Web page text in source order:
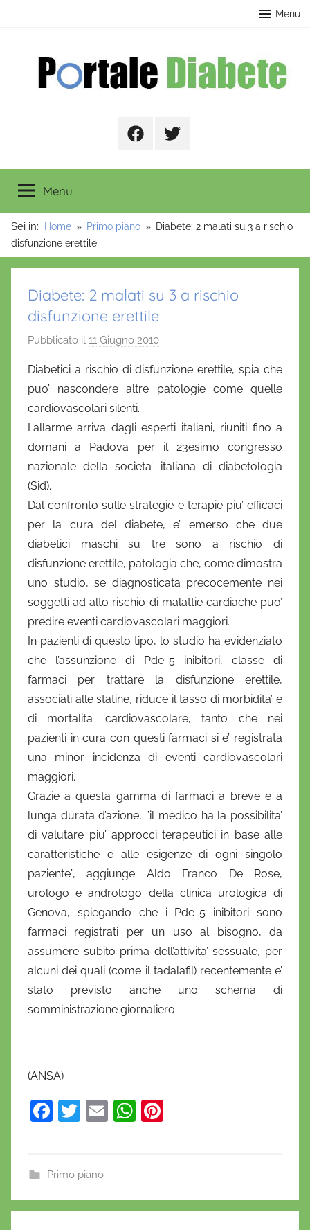
Menu
FacebookTwitter
Menu
Sei in: Home Primo piano
Diabete: 2 malati su 3 a rischio
disfunzione erettile
Diabete: 2 malati su 3 a rischio
disfunzione erettile
Pubblicato il 11 Giugno 2010
D
a
i
e
l
D
'
i
o
Diabetici a rischio di disfunzione erettile, spia che
puo’ nascondere altre patologie come quelle
cardiovascolari silenti.
L’allarme arriva dagli esperti italiani, riuniti fino a
domani a Padova per il 23esimo congresso
nazionale della societa’ italiana di diabetologia
(Sid).
Dal confronto sulle strategie e terapie piu’ efficaci
per la cura del diabete, e’ emerso che due
diabetici maschi su tre sono a rischio di
disfunzione erettile, patologia che, come dimostra
uno studio, se diagnosticata precocemente nei
soggetti ad alto rischio di malattie cardiache puo’
predire eventi cardiovascolari maggiori.
In pazienti di questo tipo, lo studio ha evidenziato
che l’assunzione di Pde-5 inibitori, classe di
farmaci per trattare la disfunzione erettile,
associati alle statine, riduce il tasso di morbidita’ e
di mortalita’ cardiovascolare, tanto che nei
pazienti in cura con questi farmaci si e’ registrata
una minor incidenza di eventi cardiovascolari
maggiori.
Grazie a questa gamma di farmaci a breve e a
lunga durata d’azione, ”il medico ha la possibilita’
di valutare piu’ approcci terapeutici in base alle
caratteristiche e alle esigenze di ogni singolo
paziente”, aggiunge Aldo Franco De Rose,
urologo e andrologo della clinica urologica di
Genova, spiegando che i Pde-5 inibitori sono
farmaci registrati per un uso al bisogno, da
assumere subito prima dell’attivita’ sessuale, per
alcuni dei quali (come il tadalafil) recentemente e’
stato previsto anche uno schema di
somministrazione giornaliero.
(ANSA)
F
e
b
T
er
E
W
A st
Primo piano